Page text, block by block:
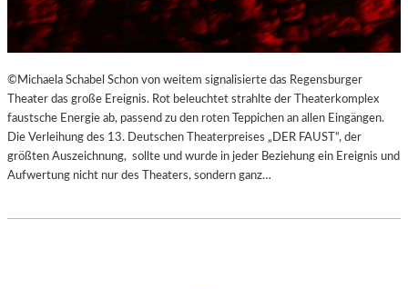
©Michaela Schabel Schon von weitem signalisierte das Regensburger
Theater das große Ereignis. Rot beleuchtet strahlte der Theaterkomplex
faustsche Energie ab, passend zu den roten Teppichen an allen Eingängen.
Die Verleihung des 13. Deutschen Theaterpreises „DER FAUST“, der
größten Auszeichnung, sollte und wurde in jeder Beziehung ein Ereignis und
Aufwertung nicht nur des Theaters, sondern ganz…